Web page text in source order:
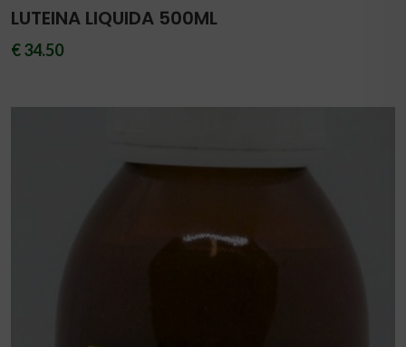
LUTEINA LIQUIDA 500ML
€ 34.50